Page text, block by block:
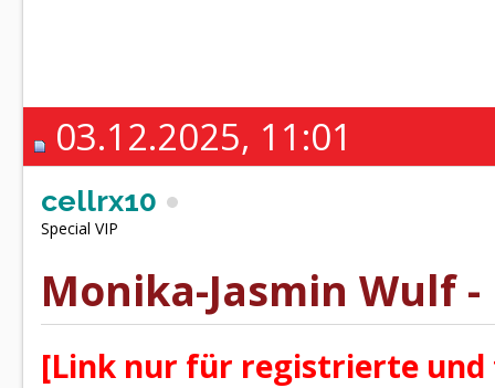
03.12.2025, 11:01
cellrx10
Special VIP
Monika-Jasmin Wulf
[Link nur für registrierte